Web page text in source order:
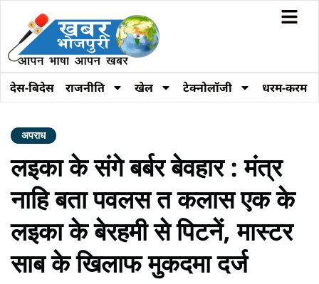
देस-बिदेस राजनीति खेल टेक्नोलॉजी धरम-करम
अपराध
लइका के संगे बर्बर बेवहार : मंत्र
नाहि बता पवलस त कलास एक के
लइका के बेरहमी से पिटनें, मास्टर
साब के खिलाफ मुकदमा दर्ज